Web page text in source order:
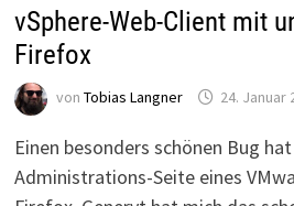
vSphere-Web-Client mit
Firefox
von Tobias Langner 24. Januar
Einen besonders schönen Bug
Administrations-Seite eines